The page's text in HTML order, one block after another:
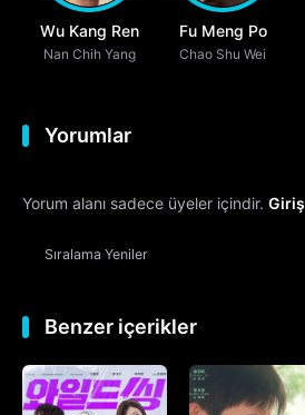
Wu Kang Ren
Nan Chih Yang
Fu Meng Po
Chao Shu Wei
Yorumlar
Yorum alanı sadece üyeler içindir. Giriş
Sıralama Yeniler
Benzer içerikler